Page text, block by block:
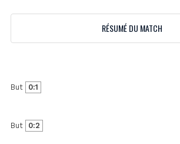
RÉSUMÉ DU MATCH
But 0:1
But 0:2